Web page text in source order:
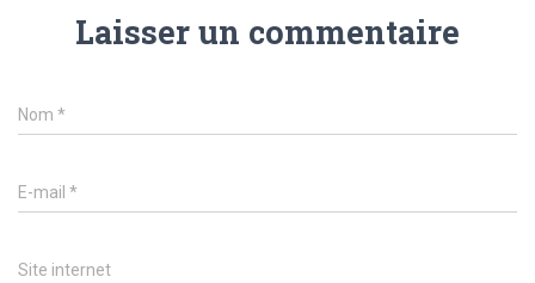
Laisser un commentaire
Nom *
E-mail *
Site internet